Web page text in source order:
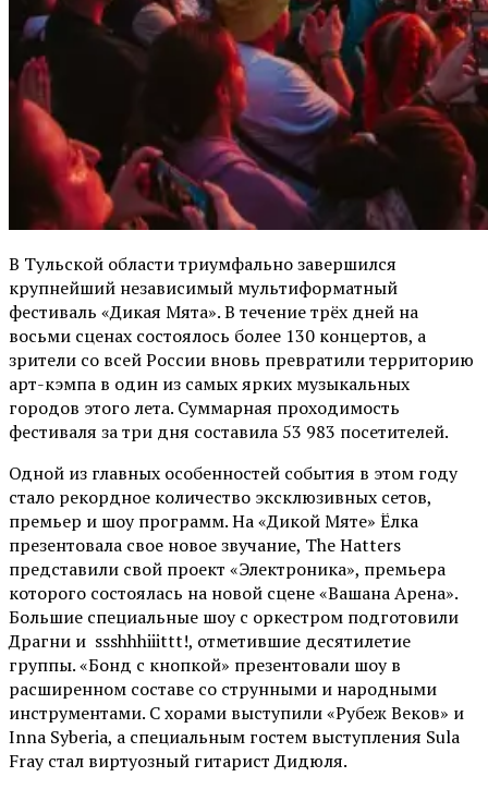
В Тульской области триумфально завершился
крупнейший независимый мультиформатный
фестиваль «Дикая Мята». В течение трёх дней на
восьми сценах состоялось более 130 концертов, а
зрители со всей России вновь превратили территорию
арт-кэмпа в один из самых ярких музыкальных
городов этого лета. Суммарная проходимость
фестиваля за три дня составила 53 983 посетителей.
Одной из главных особенностей события в этом году
стало рекордное количество эксклюзивных сетов,
премьер и шоу программ. На «Дикой Мяте» Ёлка
презентовала свое новое звучание, The Hatters
представили свой проект «Электроника», премьера
которого состоялась на новой сцене «Вашана Арена».
Большие специальные шоу с оркестром подготовили
Драгни и ssshhhiiittt!, отметившие десятилетие
группы. «Бонд с кнопкой» презентовали шоу в
расширенном составе со струнными и народными
инструментами. С хорами выступили «Рубеж Веков» и
Inna Syberia, а специальным гостем выступления Sula
Fray стал виртуозный гитарист Дидюля.